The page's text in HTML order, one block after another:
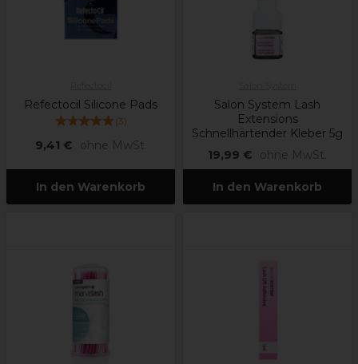
Refectocil Silicone Pads
(3)
9,41 € ohne MwSt.
In den Warenkorb
Salon System Lash
Extensions
Schnellhärtender Kleber 5g
19,99 €
ohne MwSt.
In den Warenkorb